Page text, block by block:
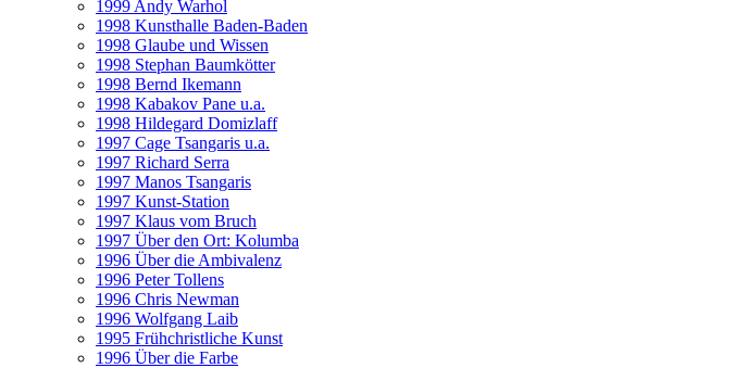
1999 Andy Warhol
1998 Kunsthalle Baden-Baden
1998 Glaube und Wissen
1998 Stephan Baumkötter
1998 Bernd Ikemann
1998 Kabakov Pane u.a.
1998 Hildegard Domizlaff
1997 Cage Tsangaris u.a.
1997 Richard Serra
1997 Manos Tsangaris
1997 Kunst-Station
1997 Klaus vom Bruch
1997 Über den Ort: Kolumba
1996 Über die Ambivalenz
1996 Peter Tollens
1996 Chris Newman
1996 Wolfgang Laib
1995 Frühchristliche Kunst
1996 Über die Farbe